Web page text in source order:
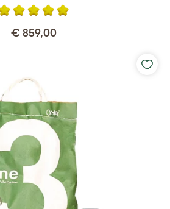
€ 859,00